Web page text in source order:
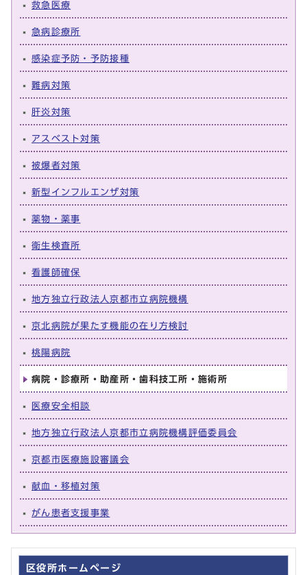
救急医療
急病診療所
感染症予防・予防接種
難病対策
肝炎対策
アスベスト対策
被爆者対策
新型インフルエンザ対策
薬物・薬事
衛生検査所
看護師確保
地方独立行政法人京都市立病院機構
京北病院が果たす機能の在り方検討
桃陽病院
病院・診療所・助産所・歯科技工所・施術所
医療安全相談
地方独立行政法人京都市立病院機構評価委員会
京都市医療施設審議会
献血・移植対策
がん患者支援事業
区役所ホームページ